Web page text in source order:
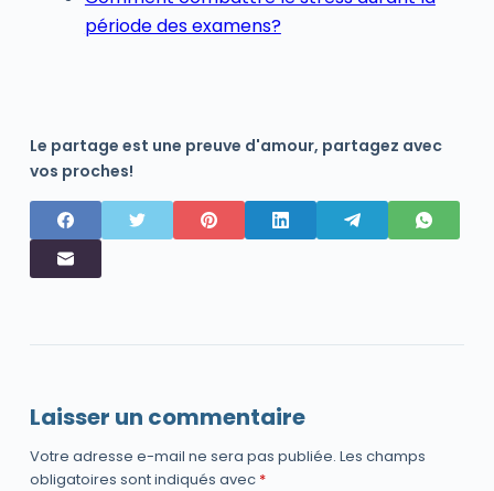
période des examens?
Le partage est une preuve d'amour, partagez avec
vos proches!
Laisser un commentaire
Votre adresse e-mail ne sera pas publiée. Les champs
obligatoires sont indiqués avec *